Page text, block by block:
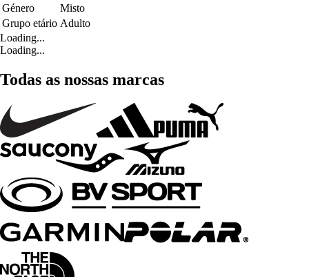
Género
Misto
Grupo etário Adulto
Loading...
Loading...
Todas as nossas marcas